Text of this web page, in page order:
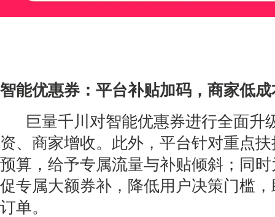
智能优惠券：平台补贴加码，商家低
巨量千川对智能优惠券进行全面升
资、商家增收。此外，平台针对重点
预算，给予专属流量与补贴倾斜；同
促专属大额券补，降低用户决策门槛
订单。